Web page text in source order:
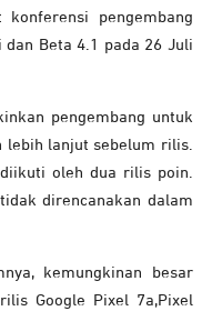
pengembang
Beta 4.1 pada 26 Juli
pengembang untuk
lebih lanjut sebelum rilis.
oleh dua rilis poin.
direncanakan dalam
kemungkinan besar
Google Pixel 7a,Pixel